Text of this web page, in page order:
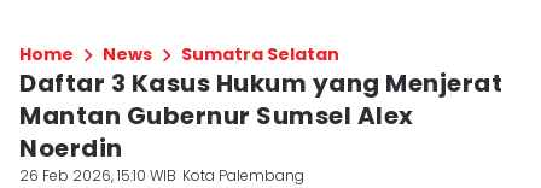
Home News Sumatra Selatan
Daftar 3 Kasus Hukum yang Menjerat
Mantan Gubernur Sumsel Alex
Noerdin
26 Feb 2026, 15:10 WIB Kota Palembang